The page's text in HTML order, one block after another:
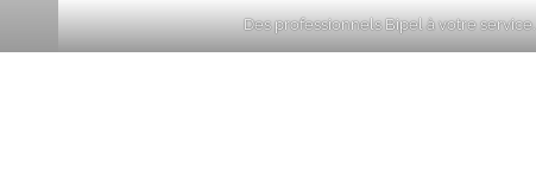
Des professionnels Bipel à votre service.